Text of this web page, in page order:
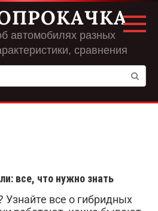
автомобилях разных
сравнения
все, что нужно знать
Узнайте все о гибридных